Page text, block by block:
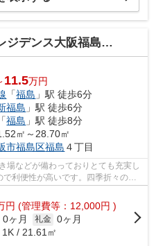
ンス大阪福島フロント
11.5万円
「福島 」駅 徒歩6分
福島 」駅 徒歩6分
「福島 」駅 徒歩8分
㎡～28.70㎡
市福島区福島 ４丁目
場などが備わっておりとても充実し
利便性が高いです。四季折々の風
...
円 (管理費等：12,000円 )
0ヶ月 礼金 0ヶ月
/ 21.61㎡